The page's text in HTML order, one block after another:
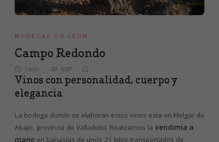
BODEGAS DO LEÓN
Campo Redondo
1 min 5587
Vinos con personalidad, cuerpo y
elegancia
La bodega donde se elaboran estos vinos esta en Melgar de
Abajo, provincia de Valladolid. Realizamos la vendimia a
mano en banastas de unos 21 kilos transportados de